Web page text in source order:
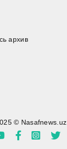
архив
© Nasafnews.uz